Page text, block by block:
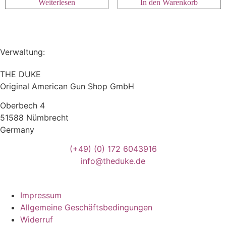
Weiterlesen In den Warenkorb
Verwaltung:
THE DUKE
Original American Gun Shop GmbH
Oberbech 4
51588 Nümbrecht
Germany
(+49) (0) 172 6043916
info@theduke.de
Impressum
Allgemeine Geschäftsbedingungen
Widerruf